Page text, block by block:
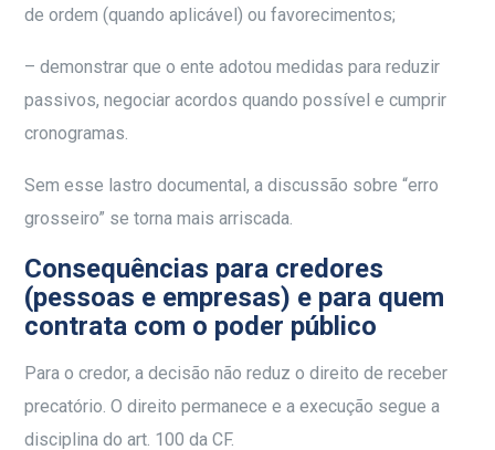
de ordem (quando aplicável) ou favorecimentos;
– demonstrar que o ente adotou medidas para reduzir
passivos, negociar acordos quando possível e cumprir
cronogramas.
Sem esse lastro documental, a discussão sobre “erro
grosseiro” se torna mais arriscada.
Consequências para credores
(pessoas e empresas) e para quem
contrata com o poder público
Para o credor, a decisão não reduz o direito de receber
precatório. O direito permanece e a execução segue a
disciplina do art. 100 da CF.